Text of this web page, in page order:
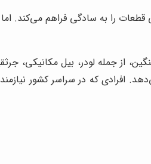
را به سادگی فراهم می‌کند. اما
جمله لودر، بیل مکانیکی،
افرادی که در سراسر کشور